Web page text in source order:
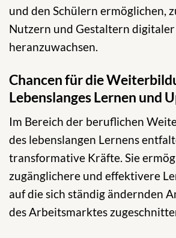
und den Schülern ermöglichen,
Nutzern und Gestaltern
heranzuwachsen.
Chancen für die
Lebenslanges Lernen und
Im Bereich der beruflichen
des lebenslangen Lernens
transformative Kräfte. Sie
zugänglichere und effektivere
auf die sich ständig ändernden
des Arbeitsmarktes